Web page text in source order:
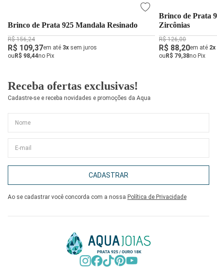
Brinco de Prata 925 Mandala Resinado
R$ 156,24
R$ 109,37em até 3x sem juros
ouR$ 98,44no Pix
Brinco de Prata
Zircônias
R$ 126,00
R$ 88,20em até 2x
ouR$ 79,38no Pix
Receba ofertas exclusivas!
Cadastre-se e receba novidades e promoções da Aqua
CADASTRAR
Ao se cadastrar você concorda com a nossa Política de Privacidade